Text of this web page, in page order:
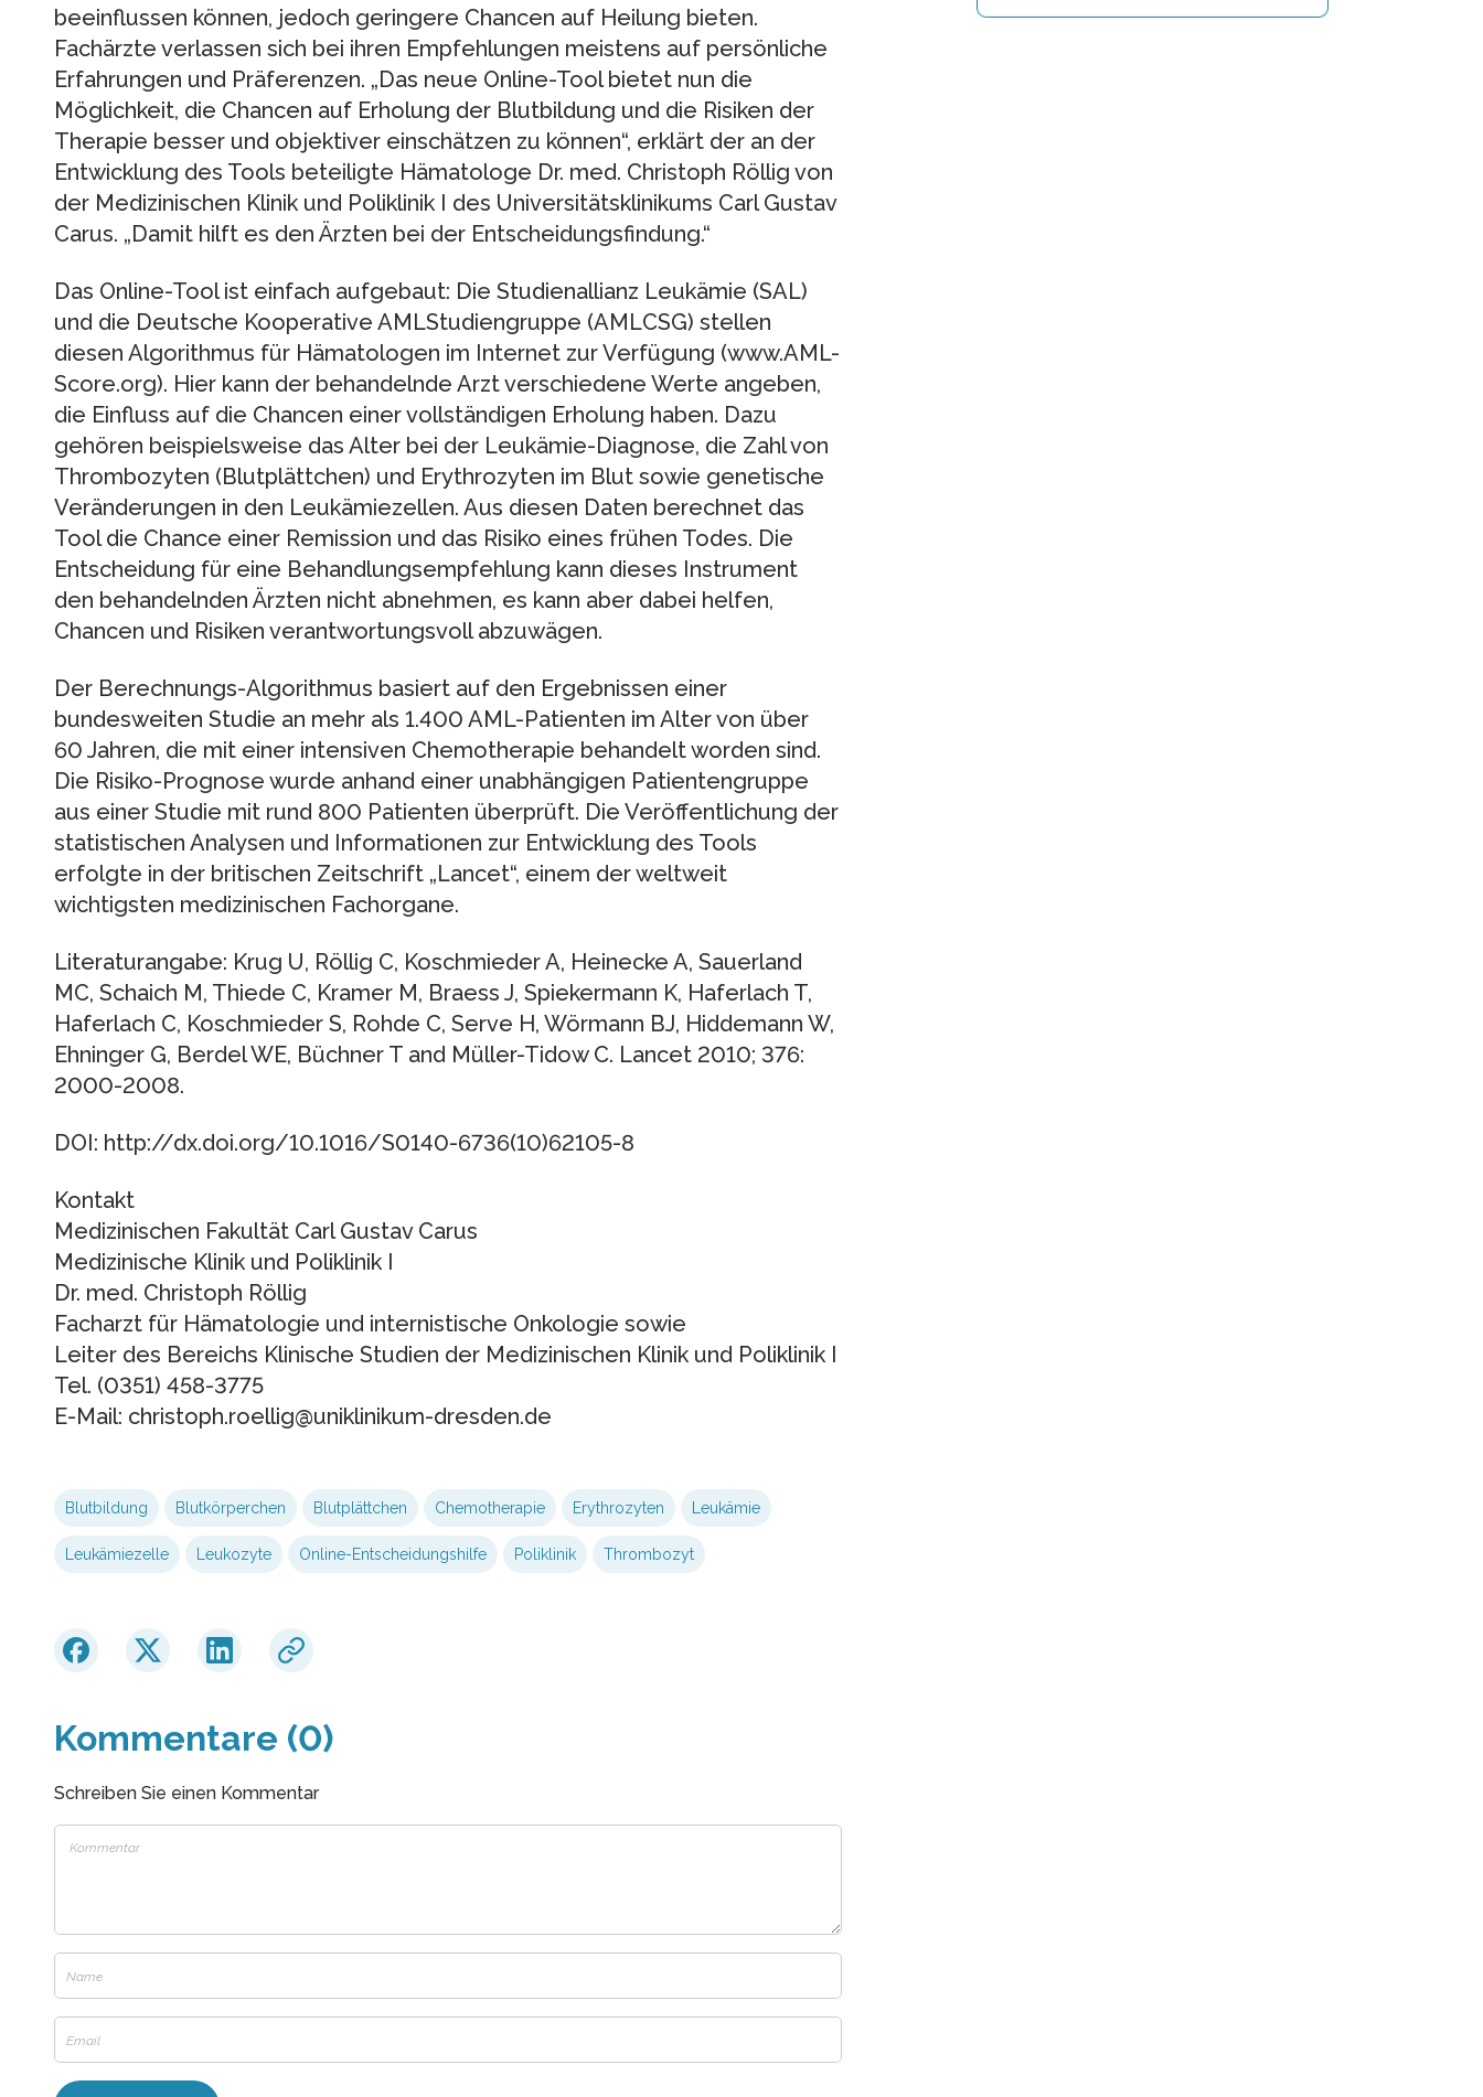
beeinflussen können, jedoch geringere Chancen auf Heilung bieten.
Fachärzte verlassen sich bei ihren Empfehlungen meistens auf persönliche
Erfahrungen und Präferenzen. „Das neue Online-Tool bietet nun die
Möglichkeit, die Chancen auf Erholung der Blutbildung und die Risiken der
Therapie besser und objektiver einschätzen zu können“, erklärt der an der
Entwicklung des Tools beteiligte Hämatologe Dr. med. Christoph Röllig von
der Medizinischen Klinik und Poliklinik I des Universitätsklinikums Carl Gustav
Carus. „Damit hilft es den Ärzten bei der Entscheidungsfindung.“
Das Online-Tool ist einfach aufgebaut: Die Studienallianz Leukämie (SAL)
und die Deutsche Kooperative AMLStudiengruppe (AMLCSG) stellen
diesen Algorithmus für Hämatologen im Internet zur Verfügung (www.AML-
Score.org). Hier kann der behandelnde Arzt verschiedene Werte angeben,
die Einfluss auf die Chancen einer vollständigen Erholung haben. Dazu
gehören beispielsweise das Alter bei der Leukämie-Diagnose, die Zahl von
Thrombozyten (Blutplättchen) und Erythrozyten im Blut sowie genetische
Veränderungen in den Leukämiezellen. Aus diesen Daten berechnet das
Tool die Chance einer Remission und das Risiko eines frühen Todes. Die
Entscheidung für eine Behandlungsempfehlung kann dieses Instrument
den behandelnden Ärzten nicht abnehmen, es kann aber dabei helfen,
Chancen und Risiken verantwortungsvoll abzuwägen.
Der Berechnungs-Algorithmus basiert auf den Ergebnissen einer
bundesweiten Studie an mehr als 1.400 AML-Patienten im Alter von über
60 Jahren, die mit einer intensiven Chemotherapie behandelt worden sind.
Die Risiko-Prognose wurde anhand einer unabhängigen Patientengruppe
aus einer Studie mit rund 800 Patienten überprüft. Die Veröffentlichung der
statistischen Analysen und Informationen zur Entwicklung des Tools
erfolgte in der britischen Zeitschrift „Lancet“, einem der weltweit
wichtigsten medizinischen Fachorgane.
Literaturangabe: Krug U, Röllig C, Koschmieder A, Heinecke A, Sauerland
MC, Schaich M, Thiede C, Kramer M, Braess J, Spiekermann K, Haferlach T,
Haferlach C, Koschmieder S, Rohde C, Serve H, Wörmann BJ, Hiddemann W,
Ehninger G, Berdel WE, Büchner T and Müller-Tidow C. Lancet 2010; 376:
2000-2008.
DOI: http://dx.doi.org/10.1016/S0140-6736(10)62105-8
Kontakt
Medizinischen Fakultät Carl Gustav Carus
Medizinische Klinik und Poliklinik I
Dr. med. Christoph Röllig
Facharzt für Hämatologie und internistische Onkologie sowie
Leiter des Bereichs Klinische Studien der Medizinischen Klinik und Poliklinik I
Tel. (0351) 458-3775
E-Mail: christoph.roellig@uniklinikum-dresden.de
Blutbildung Blutkörperchen Blutplättchen Chemotherapie Erythrozyten Leukämie
Leukämiezelle Leukozyte Online-Entscheidungshilfe Poliklinik Thrombozyt
Kommentare (0)
Schreiben Sie einen Kommentar